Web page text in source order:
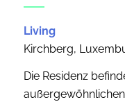
Living
Kirchberg,
Die Residenz